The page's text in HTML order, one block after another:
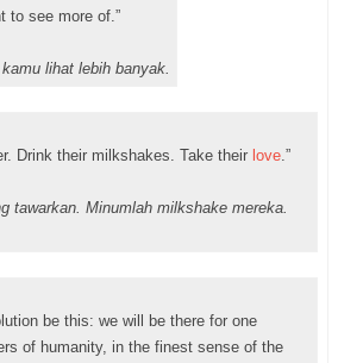
to see more of.”
lihat lebih banyak.
Drink their milkshakes. Take their love.”
tawarkan. Minumlah milkshake mereka.
be this: we will be there for one
of humanity, in the finest sense of the